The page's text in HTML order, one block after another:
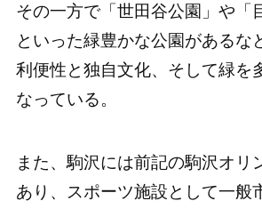
その一方で「世田谷公園」や「
といった緑豊かな公園があるな
利便性と独自文化、そして緑を
なっている。
また、駒沢には前記の駒沢オリ
あり、スポーツ施設として一般